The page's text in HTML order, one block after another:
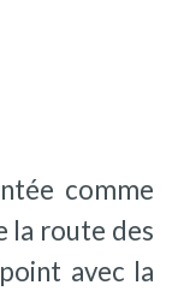
comme
la route des
avec la